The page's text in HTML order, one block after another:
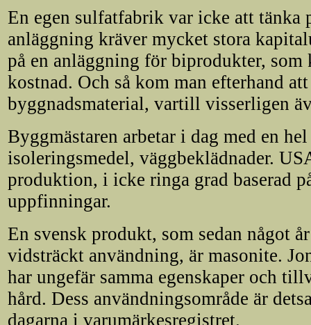
En egen sulfatfabrik var icke att tänka
anläggning kräver mycket stora
på en anläggning för biprodukter,
kostnad. Och så kom man efterhand
byggnadsmaterial, vartill visserligen
Byggmästaren arbetar i dag med en
isoleringsmedel, väggbeklädnader.
produktion, i icke ringa grad baserad
uppfinningar.
En svensk produkt, som sedan något
vidsträckt användning, är masonite.
har ungefär samma egenskaper och
hård. Dess användningsområde är
dagarna i varumärkesregistret.